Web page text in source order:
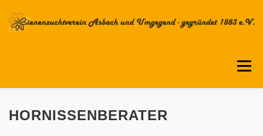
Inhalt
springen
Menü
DER VEREIN TERMINKALENDER
HORNISSENBERATER